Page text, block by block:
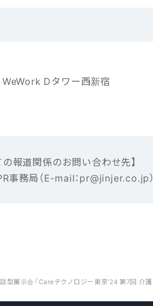
Dタワー西新宿
の報‌道‌関‌係‌の‌お‌問‌い‌合‌わ‌せ先】‌
務局（E-mail‌：‌pr@jinjer.co.jp）